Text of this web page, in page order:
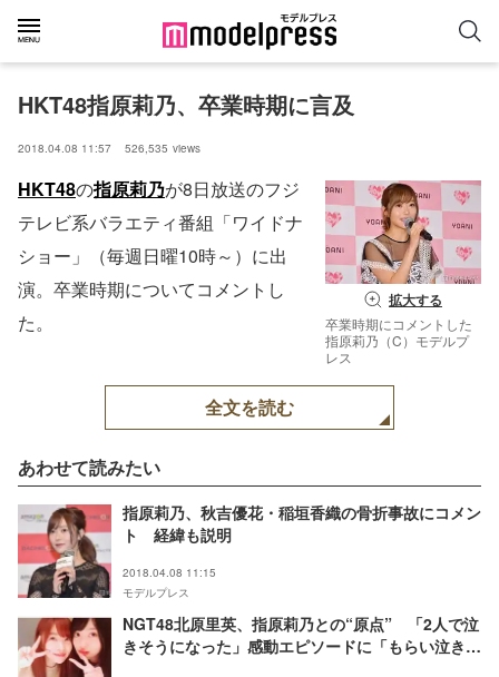
HKT48指原莉乃、卒業時期に言及
2018.04.08 11:57 526,535 views
拡大する
卒業時期にコメントした
指原莉乃（C）モデルプ
レス
HKT48の指原莉乃が8日放送のフジ
テレビ系バラエティ番組「ワイドナ
ショー」（毎週日曜10時～）に出
演。卒業時期についてコメントし
た。
全文を読む
あわせて読みたい
指原莉乃、秋吉優花・稲垣香織の骨折事故にコメン
ト 経緯も説明
2018.04.08 11:15
モデルプレス
NGT48北原里英、指原莉乃との“原点” 「2人で泣
きそうになった」感動エピソードに「もらい泣きす